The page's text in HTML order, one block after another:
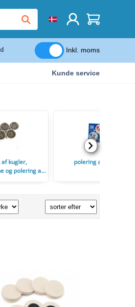
Inkl. moms
Kunde service
kugler,
og polering af
polering af pastaer